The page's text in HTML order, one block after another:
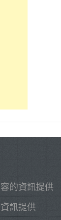
的資訊提供
訊提供